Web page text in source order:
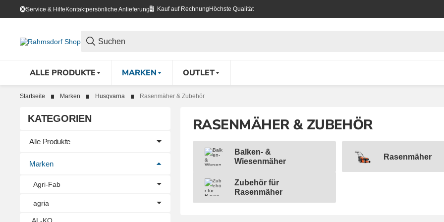
Service & HilfeKontaktpersönliche Anlieferung Kauf auf Rechnung Höchste Qualität
ALLE PRODUKTE MARKEN OUTLET
Startseite Marken Husqvarna Rasenmäher & Zubehör
RASENMÄHER & ZUBEHÖR
Balken- & Wiesenmäher
Balken- &
Wiesenmäher
Rasenmäher
Rasenmäher
Zubehör für Rasenmäher
Zubehör für
Rasenmäher
KATEGORIEN
Alle Produkte
Marken
Agri-Fab
agria
AL-KO